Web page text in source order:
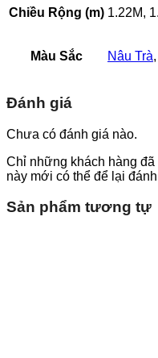
Chiều Rộng (m) 1.22M,
Màu Sắc Nâu Trà,
Đánh giá
Chưa có đánh giá nào.
Chỉ những khách hàng
này mới có thể để lại
Sản phẩm tương tự